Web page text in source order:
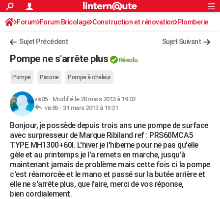
ACTUALITÉS
Politique
Société
Faits Divers
Education
Monde
Villes
+
AUTO
Essais
Réserver un essai
Citadines
Berlines
SUV
Forum auto
+HIGH-TECH
Mobiles
Meilleur smartphone
Internet
Ordinateurs
Jeux vidéo
Guide high-tech
+BRICOLAGE
Forum
Aménagement intérieur
Extérieur
Cuisine
Salle de bains
Jardinage
Rangement
WEEK-END
Guides de France
Escapades
Patrimoine
Expositions
Musées
Week-end nature
+LIFESTYLE
Art de vivre
Bien-être
Loisirs
Mode
Modes de vie
SANTE
Rechercher
S'inscrire
Connexion
Forum Forum Bricolage Construction et rénovation Plomberie
Sujet Précédent Sujet Suivant
Pompe ne s'arrête plus Résolu
Pompe Piscine Pompe à chaleur
vix85- Modifié le 28 mars 2013 à 19:02
vix85 - 31 mars 2013 à 19:31
Bonjour, je possède depuis trois ans une pompe de surface
avec surpresseur de Marque Ribiland ref : PRS60MCA5
TYPE MH1300+60l. L'hiver je l'hiberne pour ne pas qu'elle
gèle et au printemps je l'a remets en marche, jusqu'à
maintenant jamais de problème mais cette fois ci la pompe
c'est réamorcée et le mano et passé sur la butée arrière et
elle ne s'arrête plus, que faire, merci de vos réponse,
bien cordialement.